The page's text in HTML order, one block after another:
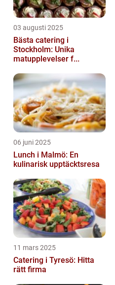
03 augusti 2025
Bästa catering i
Stockholm: Unika
matupplevelser f...
06 juni 2025
Lunch i Malmö: En
kulinarisk upptäcktsresa
11 mars 2025
Catering i Tyresö: Hitta
rätt firma